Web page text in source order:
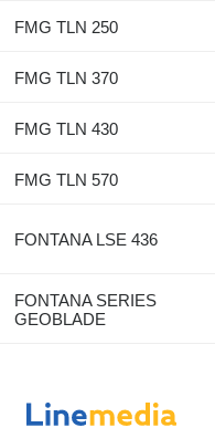
FMG TLN 250
FMG TLN 370
FMG TLN 430
FMG TLN 570
FONTANA LSE 436
FONTANA SERIES
GEOBLADE